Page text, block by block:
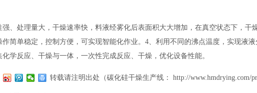
处理量大，干燥速率快，料液经雾化后表面积大大增加，在真空状态下，干
作简单稳定，控制方便，可实现智能化作业。4、利用不同的沸点温度，实现液
化学反应、干燥与一体，一次性完成反应、干燥，优化设备性能。
转载请注明出处（碳化硅干燥生产线： http://www.hmdrying.com/